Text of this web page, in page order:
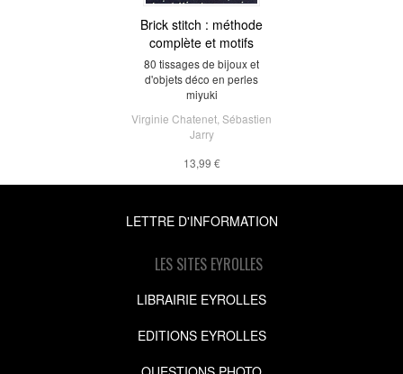
Brick stitch : méthode
complète et motifs
80 tissages de bijoux et
d'objets déco en perles
miyuki
Virginie Chatenet Sébastien
Jarry
13,99 €
LETTRE D'INFORMATION
LES SITES EYROLLES
LIBRAIRIE EYROLLES
EDITIONS EYROLLES